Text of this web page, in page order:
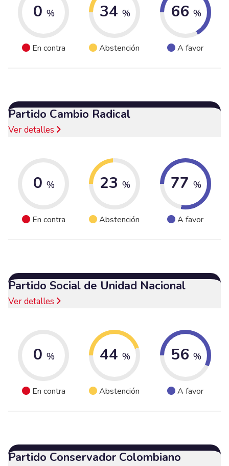
0 %
En contra
34 %
Abstención
66 %
A favor
Partido Cambio Radical
Ver detalles
0 %
En contra
23 %
Abstención
77 %
A favor
Partido Social de Unidad Nacional
Ver detalles
0 %
En contra
44 %
Abstención
56 %
A favor
Partido Conservador Colombiano